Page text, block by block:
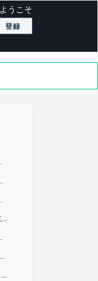
ようこそ
登録